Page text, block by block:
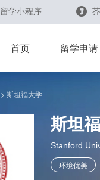
留学小程序
留学申请助手
首页 留学申请
斯坦福大学
斯坦
Stanford
环境优美